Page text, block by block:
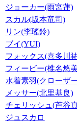
ジョーカー(雨宮蓮)
スカル(坂本竜司)
リン(李瑤鈴)
ブイ(YUI)
フォックス(喜多川
フィービー(椎名悠
水着素羽(クローザ
メッサー(北里基良)
チェリッシュ(芦谷
ジュスカロ